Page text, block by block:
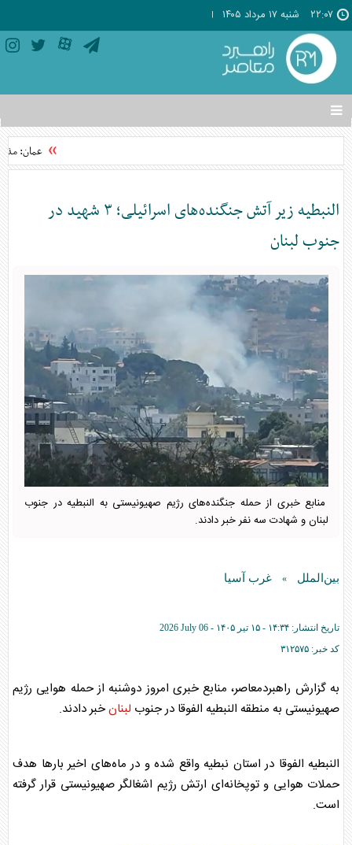
۲۲:۰۷ شنبه ۱۷ مرداد ۱۴۰۵
تغییر
وضعیت
منوی
ها
عمان:
النبطیه زیر آتش جنگنده‌های اسرائیلی؛ ۳ شهید در
جنوب لبنان
منابع خبری از حمله جنگنده‌های رژیم صهیونیستی به النبطیه در جنوب
لبنان و شهادت سه نفر خبر دادند.
بین‌الملل » غرب آسیا
تاریخ انتشار: ۱۴:۳۴ - ۱۵ تير ۱۴۰۵ -
2026 July 06
کد خبر: ۳۱۲۵۷۵
به گزارش راهبردمعاصر، منابع خبری امروز دوشنبه از حمله هوایی رژیم
صهیونیستی به منطقه النبطیه الفوقا در جنوب لبنانخبر دادند.
النبطیه الفوقا در استان نبطیه واقع شده و در ماه‌های اخیر بارها هدف
حملات هوایی و توپخانه‌ای ارتش رژیم اشغالگر صهیونیستی قرار گرفته
است.